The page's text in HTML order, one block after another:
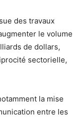
des travaux
le volume
de dollars,
sectorielle,
la mise
entre les